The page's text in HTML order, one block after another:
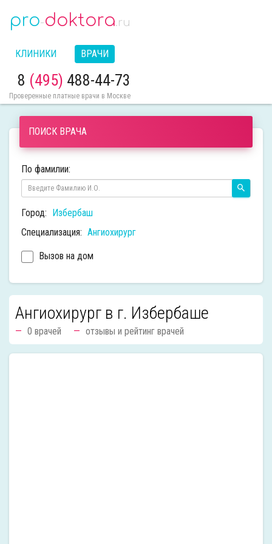
pro-doktora.ru
КЛИНИКИ ВРАЧИ
8 (495) 488-44-73
Проверенные платные врачи в Москве
ПОИСК ВРАЧА
По фамилии:
Город: Избербаш
Специализация: Ангиохирург
Вызов на дом
Ангиохирург в г. Избербаше
0 врачей отзывы и рейтинг врачей